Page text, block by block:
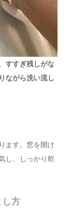
すすぎ残しがな
ながら洗い流し
ます。窓を開け
し、しっかり乾
し方